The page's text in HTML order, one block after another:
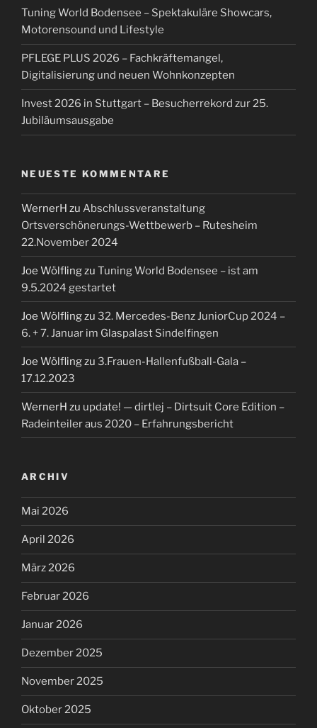
Tuning World Bodensee – Spektakuläre Showcars,
Motorensound und Lifestyle
PFLEGE PLUS 2026 – Fachkräftemangel,
Digitalisierung und neuen Wohnkonzepten
Invest 2026 in Stuttgart – Besucherrekord zur 25.
Jubiläumsausgabe
NEUESTE KOMMENTARE
WernerH zu Abschlussveranstaltung
Ortsverschönerungs-Wettbewerb – Rutesheim
22.November 2024
Joe Wölflingzu Tuning World Bodensee – ist am
9.5.2024 gestartet
Joe Wölflingzu 32. Mercedes-Benz JuniorCup 2024 –
6. + 7. Januar im Glaspalast Sindelfingen
Joe Wölflingzu 3.Frauen-Hallenfußball-Gala –
17.12.2023
WernerH zu update! — dirtlej – Dirtsuit Core Edition –
Radeinteiler aus 2020 – Erfahrungsbericht
ARCHIV
Mai 2026
April 2026
März 2026
Februar 2026
Januar 2026
Dezember 2025
November 2025
Oktober 2025